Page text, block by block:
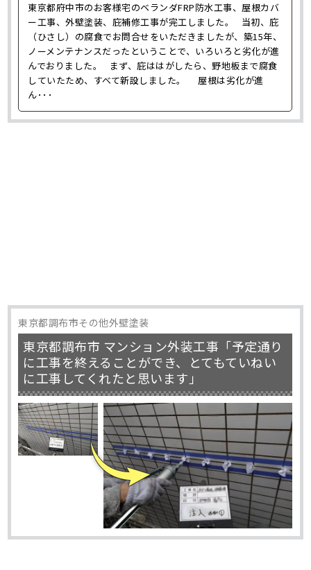
東京都府中市のお客様宅のベランダFRP防水工事、屋根カバ
ー工事、外壁塗装、庇補修工事が完工しました。 当初、庇
（ひさし）の腐食でお問合せをいただきましたが、築15年、
ノーメンテナンスだったということで、いろいろと劣化が進
んでおりました。 まず、庇ははがしたら、野地板まで腐食
していたため、すべて新設しました。 屋根は劣化が進
ん･･･
東京都調布市その他外壁塗装
東京都調布市 マンション外装工事「予定通り
に工事を終えることができ、とてもていねい
に工事してくれたと思います」